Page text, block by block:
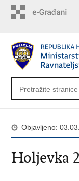
Objavljeno:
Holjevka